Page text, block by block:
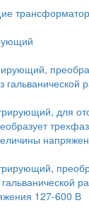
для
127-600 В